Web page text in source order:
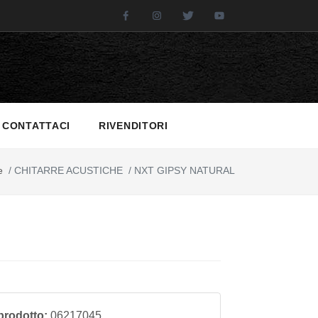
FacebookInstagramTwitter
CONTATTACI RIVENDITORI
/ CHITARRE ACUSTICHE / NXT GIPSY NATURAL
06217045